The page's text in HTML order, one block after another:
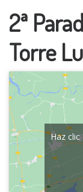
2ª
Torre
Haz